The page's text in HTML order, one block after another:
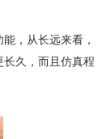
，从长远来看，
久，而且仿真程